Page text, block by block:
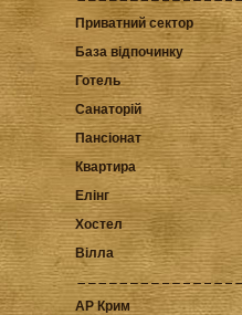
Приватний сектор
База відпочинку
Готель
Санаторій
Пансіонат
Квартира
Елінг
Хостел
Вілла
АР Крим